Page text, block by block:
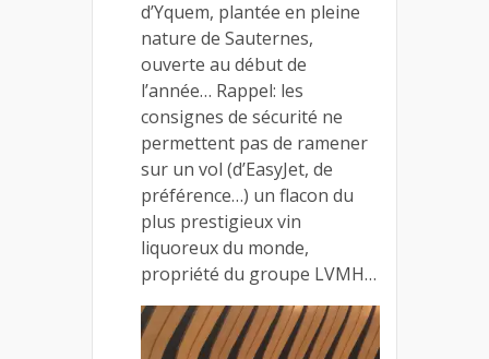
d’Yquem, plantée en pleine
nature de Sauternes,
ouverte au début de
l’année… Rappel: les
consignes de sécurité ne
permettent pas de ramener
sur un vol (d’EasyJet, de
préférence…) un flacon du
plus prestigieux vin
liquoreux du monde,
propriété du groupe LVMH…